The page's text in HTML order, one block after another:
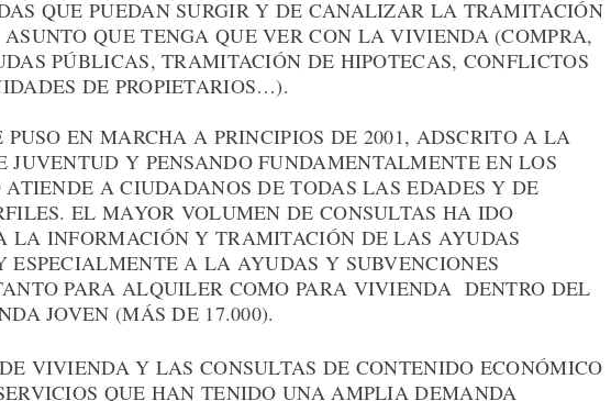
QUE PUEDAN SURGIR Y DE CANALIZAR LA TRAMITACIÓN
QUE TENGA QUE VER CON LA VIVIENDA (COMPRA,
PÚBLICAS, TRAMITACIÓN DE HIPOTECAS, CONFLICTOS
DE PROPIETARIOS…).
PUSO EN MARCHA A PRINCIPIOS DE 2001, ADSCRITO A LA
JUVENTUD Y PENSANDO FUNDAMENTALMENTE EN LOS
ATIENDE A CIUDADANOS DE TODAS LAS EDADES Y DE
EL MAYOR VOLUMEN DE CONSULTAS HA IDO
LA INFORMACIÓN Y TRAMITACIÓN DE LAS AYUDAS
ESPECIALMENTE A LA AYUDAS Y SUBVENCIONES
PARA ALQUILER COMO PARA VIVIENDA DENTRO DEL
JOVEN (MÁS DE 17.000).
VIVIENDA Y LAS CONSULTAS DE CONTENIDO ECONÓMICO
QUE HAN TENIDO UNA AMPLIA DEMANDA